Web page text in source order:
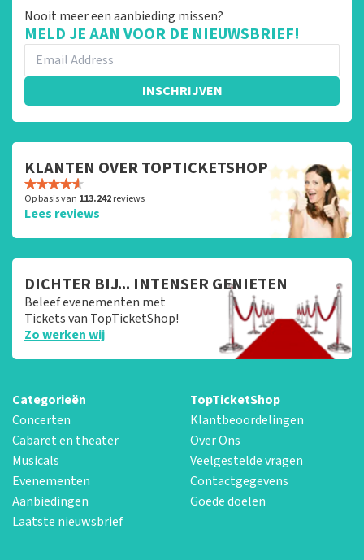
Nooit meer een aanbieding missen?
MELD JE AAN VOOR DE NIEUWSBRIEF!
INSCHRIJVEN
KLANTEN OVER TOPTICKETSHOP
Op basis van 113.242reviews
Lees reviews
DICHTER BIJ... INTENSER GENIETEN
Beleef evenementen met
Tickets van TopTicketShop!
Zo werken wij
Categorieën
Concerten
Cabaret en theater
Musicals
Evenementen
Aanbiedingen
Laatste nieuwsbrief
TopTicketShop
Klantbeoordelingen
Over Ons
Veelgestelde vragen
Contactgegevens
Goede doelen